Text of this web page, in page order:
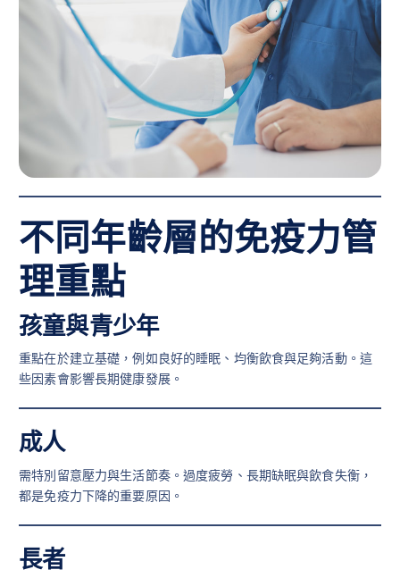
不同年齡層的免疫力管
理重點
孩童與青少年
重點在於建立基礎，例如良好的睡眠、均衡飲食與足夠活動。這
些因素會影響長期健康發展。
成人
需特別留意壓力與生活節奏。過度疲勞、長期缺眠與飲食失衡，
都是免疫力下降的重要原因。
長者